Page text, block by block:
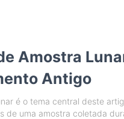
Amostra
Antigo
é o tema central deste
de uma amostra coletada